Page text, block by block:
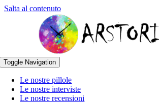
Salta al contenuto
Toggle Navigation
Le nostre pillole
Le nostre interviste
Le nostre recensioni